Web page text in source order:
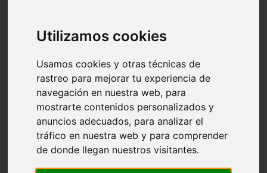
Utilizamos cookies
Usamos cookies y otras técnicas de
rastreo para mejorar tu experiencia de
navegación en nuestra web, para
mostrarte contenidos personalizados y
anuncios adecuados, para analizar el
tráfico en nuestra web y para comprender
de donde llegan nuestros visitantes.
c tucuman
carmen
category
destinos
gijon
lanzarote
live
monumentos
naturaleza
san
tenerife